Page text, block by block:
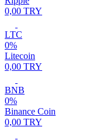
0,00 TRY
LTC
0%
Litecoin
0,00 TRY
BNB
0%
Binance Coin
0,00 TRY